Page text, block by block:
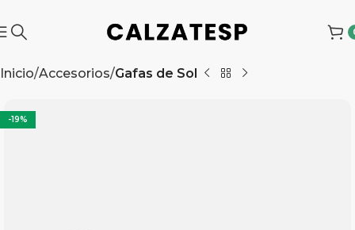
Inicio Accesorios Gafas de Sol
-19%